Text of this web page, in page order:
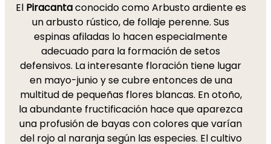
El Piracantaconocido como Arbusto ardiente es
un arbusto rústico, de follaje perenne. Sus
espinas afiladas lo hacen especialmente
adecuado para la formación de setos
defensivos. La interesante floración tiene lugar
en mayo-junio y se cubre entonces de una
multitud de pequeñas flores blancas. En otoño,
la abundante fructificación hace que aparezca
una profusión de bayas con colores que varían
del rojo al naranja según las especies. El cultivo